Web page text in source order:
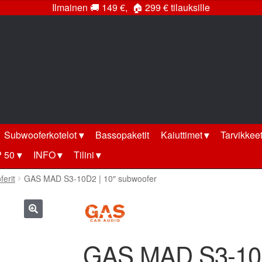
Ilmainen 🚚 149 €, 🏠 299 € tilauksille
Subwooferkotelot Bassopaketit Kaiuttimet
Tarvikkeet
50 INFO Tilini
GAS MAD S3-10D2 | 10″ subwoofer
GAS MAD S3-